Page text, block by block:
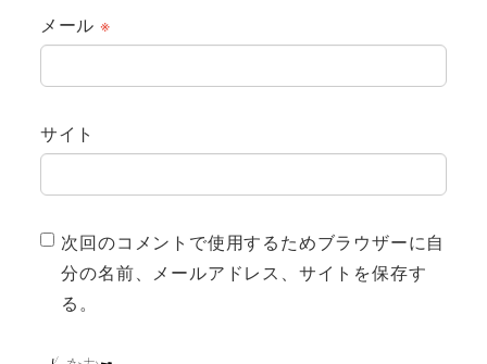
メール ※
サイト
次回のコメントで使用するためブラウザーに自
分の名前、メールアドレス、サイトを保存す
る。